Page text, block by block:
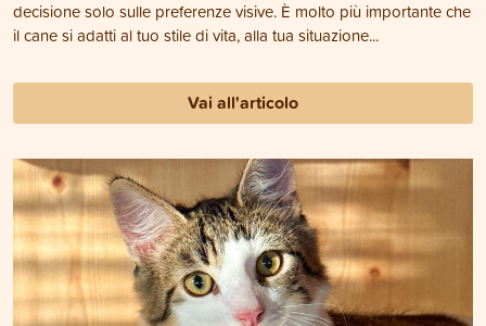
decisione solo sulle preferenze visive. È molto più importante che
il cane si adatti al tuo stile di vita, alla tua situazione...
Vai all'articolo